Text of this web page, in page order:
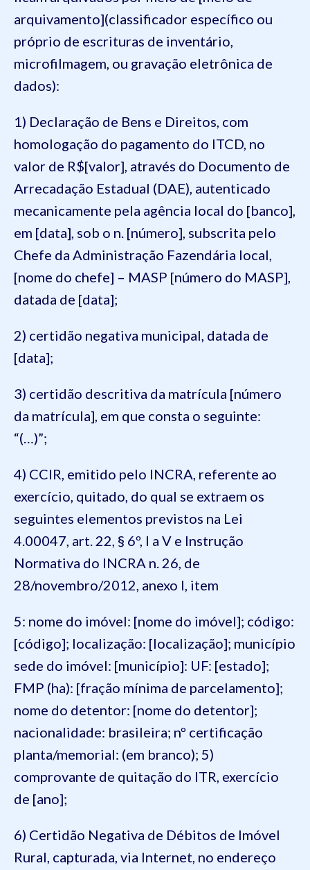
arquivamento](classificador específico ou
próprio de escrituras de inventário,
microfilmagem, ou gravação eletrônica de
dados):
1) Declaração de Bens e Direitos, com
homologação do pagamento do ITCD, no
valor de R$[valor], através do Documento de
Arrecadação Estadual (DAE), autenticado
mecanicamente pela agência local do [banco],
em [data], sob o n. [número], subscrita pelo
Chefe da Administração Fazendária local,
[nome do chefe] – MASP [número do MASP],
datada de [data];
2) certidão negativa municipal, datada de
[data];
3) certidão descritiva da matrícula [número
da matrícula], em que consta o seguinte:
“(…)”;
4) CCIR, emitido pelo INCRA, referente ao
exercício, quitado, do qual se extraem os
seguintes elementos previstos na Lei
4.00047, art. 22, § 6º, I a V e Instrução
Normativa do INCRA n. 26, de
28/novembro/2012, anexo I, item
5: nome do imóvel: [nome do imóvel]; código:
[código]; localização: [localização]; município
sede do imóvel: [município]: UF: [estado];
FMP (ha): [fração mínima de parcelamento];
nome do detentor: [nome do detentor];
nacionalidade: brasileira; nº certificação
planta/memorial: (em branco); 5)
comprovante de quitação do ITR, exercício
de [ano];
6) Certidão Negativa de Débitos de Imóvel
Rural, capturada, via Internet, no endereço